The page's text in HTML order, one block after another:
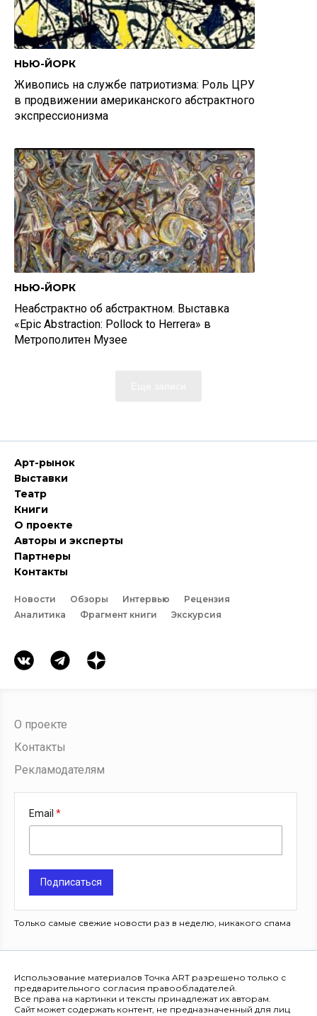
НЬЮ-ЙОРК
Живопись на службе патриотизма: Роль ЦРУ
в продвижении американского абстрактного
экспрессионизма
НЬЮ-ЙОРК
Неабстрактно об абстрактном. Выставка
«Epic Abstraction: Pollock to Herrera» в
Метрополитен Музее
Арт-рынок
Выставки
Театр
Книги
О проекте
Авторы и эксперты
Партнеры
Контакты
Новости Обзоры Интервью
Рецензия
Аналитика
Фрагмент книги Экскурсия
О проекте
Контакты
Рекламодателям
Email
Подписаться
Только самые свежие новости раз в неделю, никакого спама
Использование материалов Точка ART разрешено только с
предварительного согласия правообладателей.
Все права на картинки и тексты принадлежат их авторам.
Сайт может содержать контент, не предназначенный для лиц